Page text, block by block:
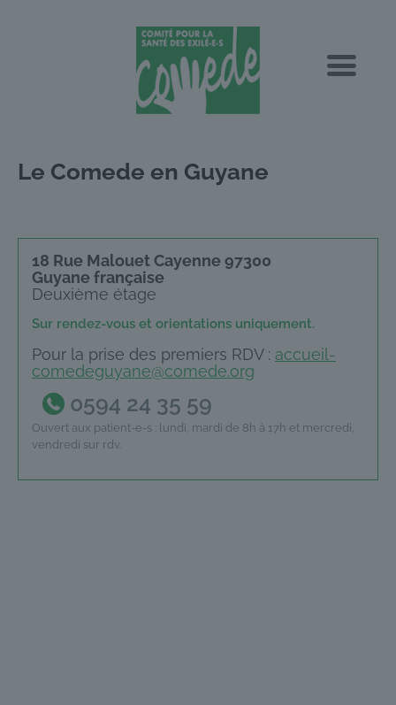
Le Comede en Guyane
18 Rue Malouet Cayenne 97300
Guyane française
Deuxième étage
Sur rendez-vous et orientations uniquement.
Pour la prise des premiers RDV : accueil-
comedeguyane@comede.org
0594 24 35 59
Ouvert aux patient-e-s : lundi, mardi de 8h à 17h et mercredi,
vendredi sur rdv.